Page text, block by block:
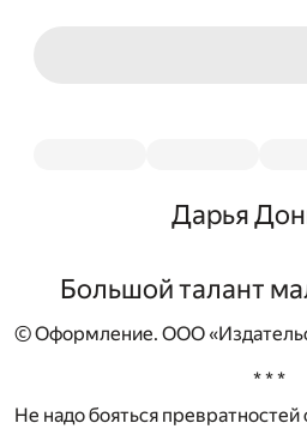
Дарья
Большой талант
© Оформление. ООО
* * *
Не надо бояться